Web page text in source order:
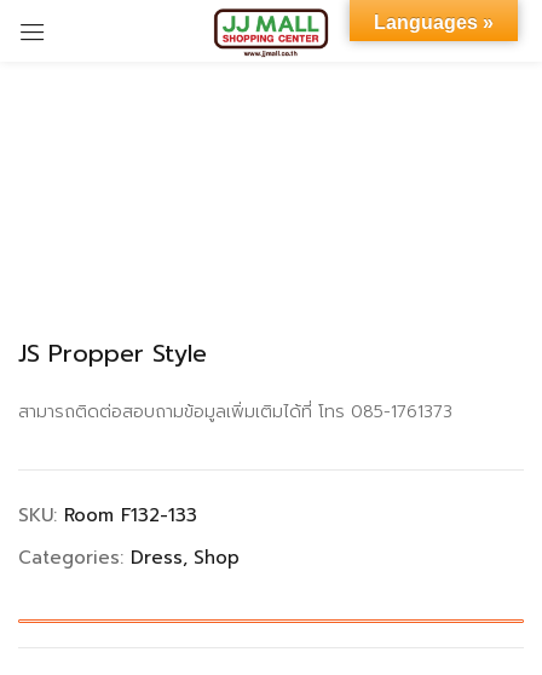
JS Propper Style
สามารถติดต่อสอบถามข้อมูลเพิ่มเติมได้ที่ โทร 085-1761373
SKU: Room F132-133
Categories: Dress Shop
Languages »
Sign in